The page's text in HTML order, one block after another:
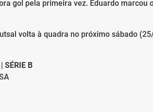
gol pela primeira vez. Eduardo marcou
volta à quadra no próximo sábado
SÉRIE B